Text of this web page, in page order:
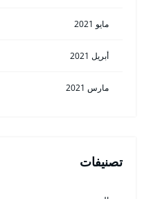
مايو 2021
أبريل 2021
مارس 2021
تصنيفات